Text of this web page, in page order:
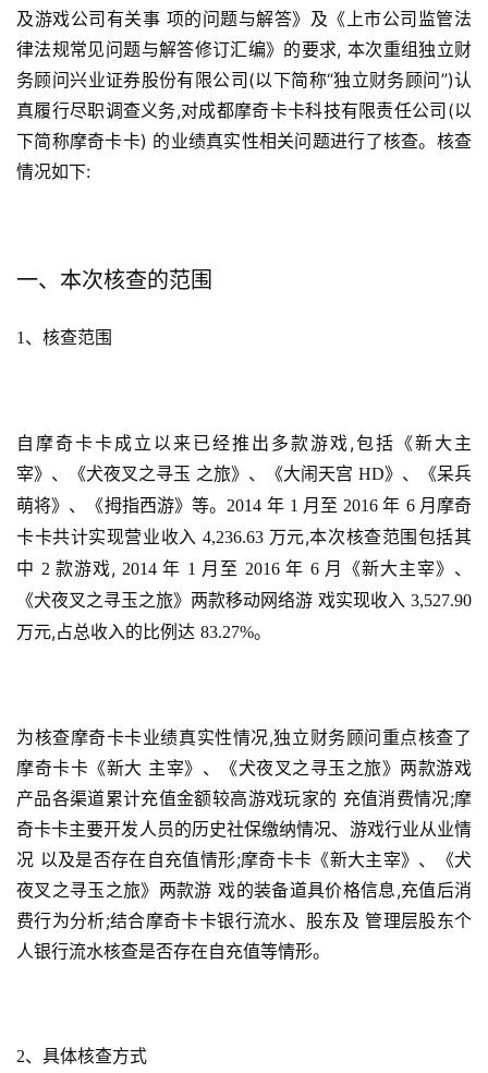
首
页
创
游
戏
业
界
手
机
及游戏公司有关事 项的问题与解答》及《上市公司监管法
律法规常见问题与解答修订汇编》的要求, 本次重组独立财
务顾问兴业证券股份有限公司(以下简称“独立财务顾问”)认
真履行尽职调查义务,对成都摩奇卡卡科技有限责任公司(以
下简称摩奇卡卡) 的业绩真实性相关问题进行了核查。核查
情况如下:
一、本次核查的范围
1 、核查范围
自摩奇卡卡成立以来已经推出多款游戏,包括《新大主
宰》、《犬夜叉之寻玉 之旅》、《大闹天宫 HD》、《呆兵
萌将》、《拇指西游》等。2014 年 1 月至 2016 年 6 月摩奇
卡卡共计实现营业收入 4,236.63 万元,本次核查范围包括其
中 2 款游戏, 2014 年 1 月至 2016 年 6 月《新大主宰》、
《犬夜叉之寻玉之旅》两款移动网络游 戏实现收入
万元,占总收入的比例达 83.27%。
为核查摩奇卡卡业绩真实性情况,独立财务顾问重点核查了
摩奇卡卡《新大 主宰》、《犬夜叉之寻玉之旅》两款游戏
产品各渠道累计充值金额较高游戏玩家的 充值消费情况;摩
奇卡卡主要开发人员的历史社保缴纳情况、游戏行业从业情
况 以及是否存在自充值情形;摩奇卡卡《新大主宰》、《犬
夜叉之寻玉之旅》两款游 戏的装备道具价格信息,充值后消
费行为分析;结合摩奇卡卡银行流水、股东及 管理层股东个
人银行流水核查是否存在自充值等情形。
2、具体核查方式